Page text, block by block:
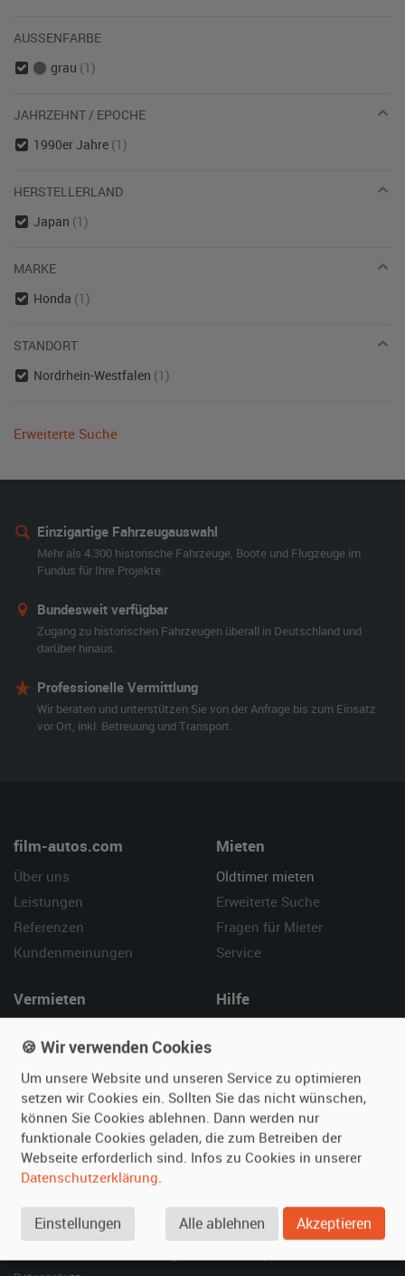
AUSSENFARBE
grau (1)
JAHRZEHNT / EPOCHE
1990er Jahre (1)
HERSTELLERLAND
Japan (1)
MARKE
Honda (1)
STANDORT
Nordrhein-Westfalen (1)
Erweiterte Suche
Einzigartige Fahrzeugauswahl
Mehr als 4.300 historische Fahrzeuge, Boote und Flugzeuge im
Fundus für Ihre Projekte.
Bundesweit verfügbar
Zugang zu historischen Fahrzeugen überall in Deutschland und
darüber hinaus.
Professionelle Vermittlung
Wir beraten und unterstützen Sie von der Anfrage bis zum Einsatz
vor Ort, inkl. Betreuung und Transport.
film-autos.com
Über uns
Leistungen
Referenzen
Kundenmeinungen
Mieten
Oldtimer mieten
Erweiterte Suche
Fragen für Mieter
Service
Vermieten
Fotos senden
Fragen für Vermieter
Inserat verwalten
Hilfe
Kontakt
SPECIAL
Berühmte Filmautos –
🍪 Wir verwenden Cookies
Um unsere Website und unseren Service zu optimieren
setzen wir Cookies ein. Sollten Sie das nicht wünschen,
können Sie Cookies ablehnen. Dann werden nur
funktionale Cookies geladen, die zum Betreiben der
Webseite erforderlich sind. Infos zu Cookies in unserer
Datenschutzerklärung.
Einstellungen Alle ablehnen Akzeptieren